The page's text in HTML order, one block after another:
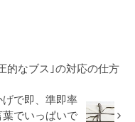
的なブス｣の対応の仕方
で即、準即率
葉でいっぱいで